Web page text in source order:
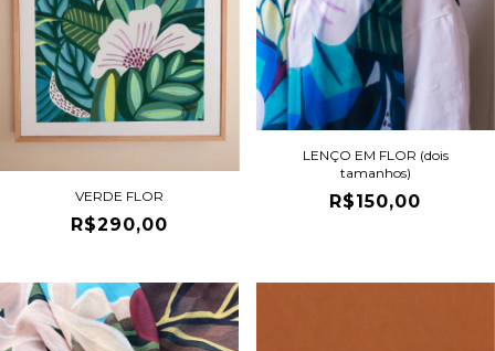
VERDE FLOR
R$290,00
LENÇO EM FLOR (dois
tamanhos)
R$150,00